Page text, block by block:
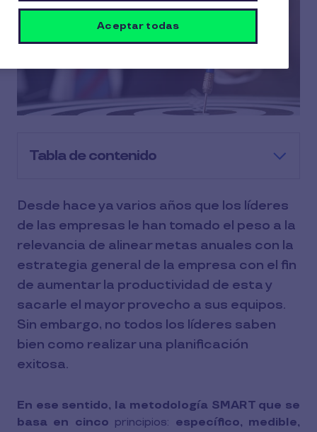
Tabla de contenido
Desde hace ya varios años que los líderes
de las empresas le han tomado el peso a la
relevancia de alinear metas anuales con la
estrategia general de la empresa con el fin
de aumentar la productividad de esta y
sacarle el mayor provecho a sus equipos.
Sin embargo, no todos los líderes saben
bien como realizar una planificación
exitosa.
En ese sentido, la metodología SMART que se
basa en cinco principios: específico, medible,
Aceptar todas